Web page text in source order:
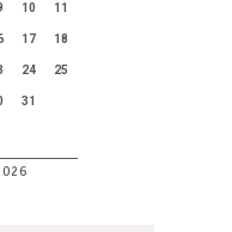
10 11
17 18
24 25
31